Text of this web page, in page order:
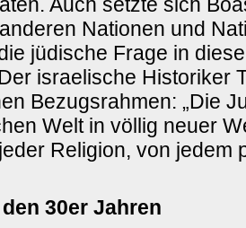
Nationen und
jüdische Frage in
israelische Historiker
Bezugsrahmen: „Die
Welt in völlig neuer
Religion, von jedem
30er Jahren